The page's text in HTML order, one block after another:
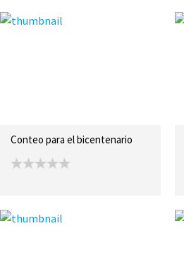
Conteo para el bicentenario